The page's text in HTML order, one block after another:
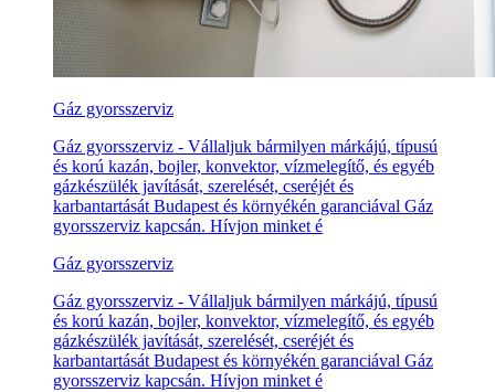
Gáz gyorsszerviz
Gáz gyorsszerviz - Vállaljuk bármilyen márkájú, típusú
és korú kazán, bojler, konvektor, vízmelegítő, és egyéb
gázkészülék javítását, szerelését, cseréjét és
karbantartását Budapest és környékén garanciával Gáz
gyorsszerviz kapcsán. Hívjon minket é
Gáz gyorsszerviz
Gáz gyorsszerviz - Vállaljuk bármilyen márkájú, típusú
és korú kazán, bojler, konvektor, vízmelegítő, és egyéb
gázkészülék javítását, szerelését, cseréjét és
karbantartását Budapest és környékén garanciával Gáz
gyorsszerviz kapcsán. Hívjon minket é